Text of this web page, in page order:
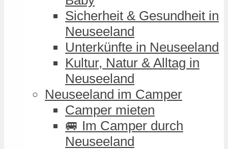
Sicherheit & Gesundheit in
Neuseeland
Unterkünfte in Neuseeland
Kultur, Natur & Alltag in
Neuseeland
Neuseeland im Camper
Camper mieten
🚐 Im Camper durch
Neuseeland